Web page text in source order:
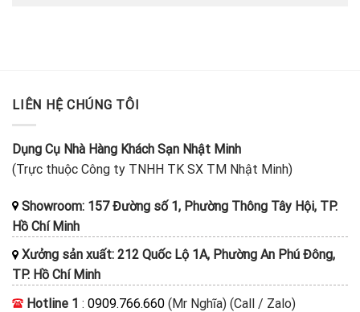
LIÊN HỆ CHÚNG TÔI
Dụng Cụ Nhà Hàng Khách Sạn Nhật Minh
(Trực thuộc Công ty TNHH TK SX TM Nhật Minh)
Showroom: 157 Đường số 1, Phường Thông Tây Hội, TP.
Hồ Chí Minh
Xưởng sản xuất: 212 Quốc Lộ 1A, Phường An Phú Đông,
TP. Hồ Chí Minh
Hotline 1 : 0909.766.660 (Mr Nghĩa) (Call / Zalo)